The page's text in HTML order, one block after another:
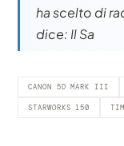
ha scelto di
dice: Il Sa
CANON 5D MARK III
STARWORKS 150